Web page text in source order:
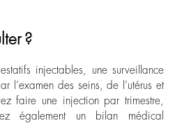
?
injectables, une surveillance
l’examen des seins, de l’utérus et
faire une injection par trimestre,
également un bilan médical